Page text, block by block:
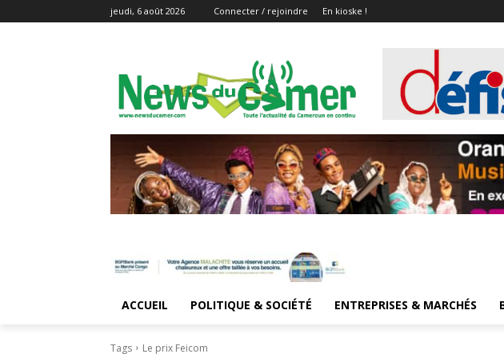
jeudi, 6 août 2026 Connecter / rejoindre En kioske !
ACCUEIL POLITIQUE & SOCIÉTÉ ENTREPRISES & MARCHÉS
Tags Le prix Feicom